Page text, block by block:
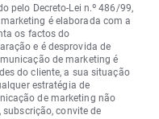
pelo Decreto-Lei n.º 486/99,
é elaborada com a
os factos do
e é desprovida de
de marketing é
do cliente, a sua situação
estratégia de
de marketing não
convite de